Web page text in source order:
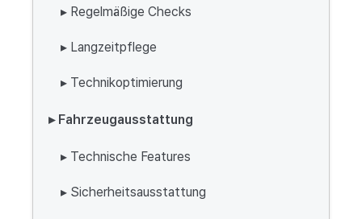
▸ Regelmäßige Checks
▸ Langzeitpflege
▸ Technikoptimierung
▸ Fahrzeugausstattung
▸ Technische Features
▸ Sicherheitsausstattung